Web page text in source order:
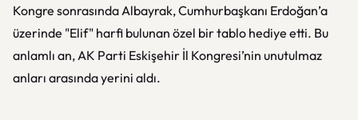
Kongre sonrasında Albayrak, Cumhurbaşkanı Erdoğan’a
üzerinde "Elif" harfi bulunan özel bir tablo hediye etti. Bu
anlamlı an, AK Parti Eskişehir İl Kongresi’nin unutulmaz
anları arasında yerini aldı.